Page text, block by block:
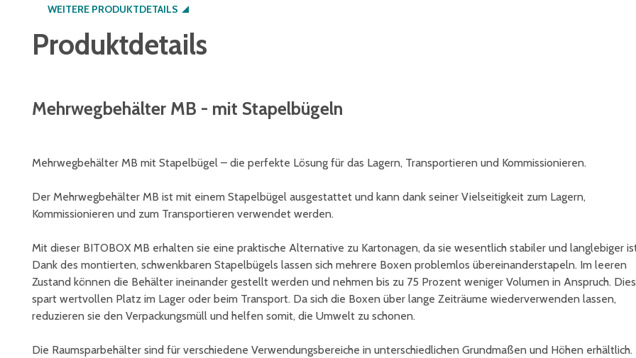
WEITERE PRODUKTDETAILS
Produktdetails
Mehrwegbehälter MB - mit Stapelbügeln
Mehrwegbehälter MB mit Stapelbügel – die perfekte Lösung für das Lagern, Transportieren und Kommissionieren.
Der Mehrwegbehälter MB ist mit einem Stapelbügel ausgestattet und kann dank seiner Vielseitigkeit zum Lagern,
Kommissionieren und zum Transportieren verwendet werden.
Mit dieser BITOBOX MB erhalten sie eine praktische Alternative zu Kartonagen, da sie wesentlich stabiler und langlebiger
Dank des montierten, schwenkbaren Stapelbügels lassen sich mehrere Boxen problemlos übereinanderstapeln. Im leeren
Zustand können die Behälter ineinander gestellt werden und nehmen bis zu 75 Prozent weniger Volumen in Anspruch. Dies
spart wertvollen Platz im Lager oder beim Transport. Da sich die Boxen über lange Zeiträume wiederverwenden lassen,
reduzieren sie den Verpackungsmüll und helfen somit, die Umwelt zu schonen.
Die Raumsparbehälter sind für verschiedene Verwendungsbereiche in unterschiedlichen Grundmaßen und Höhen erhältlich.